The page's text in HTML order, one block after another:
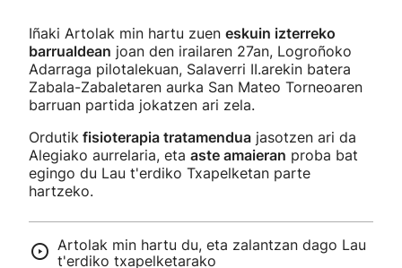
Iñaki Artolak min hartu zuen eskuin izterreko
barrualdean joan den irailaren 27an, Logroñoko
Adarraga pilotalekuan, Salaverri II.arekin batera
Zabala-Zabaletaren aurka San Mateo Torneoaren
barruan partida jokatzen ari zela.
Ordutik fisioterapia tratamendua jasotzen ari da
Alegiako aurrelaria, eta aste amaieran proba bat
egingo du Lau t'erdiko Txapelketan parte
hartzeko.
Artolak min hartu du, eta zalantzan dago Lau
t'erdiko txapelketarako